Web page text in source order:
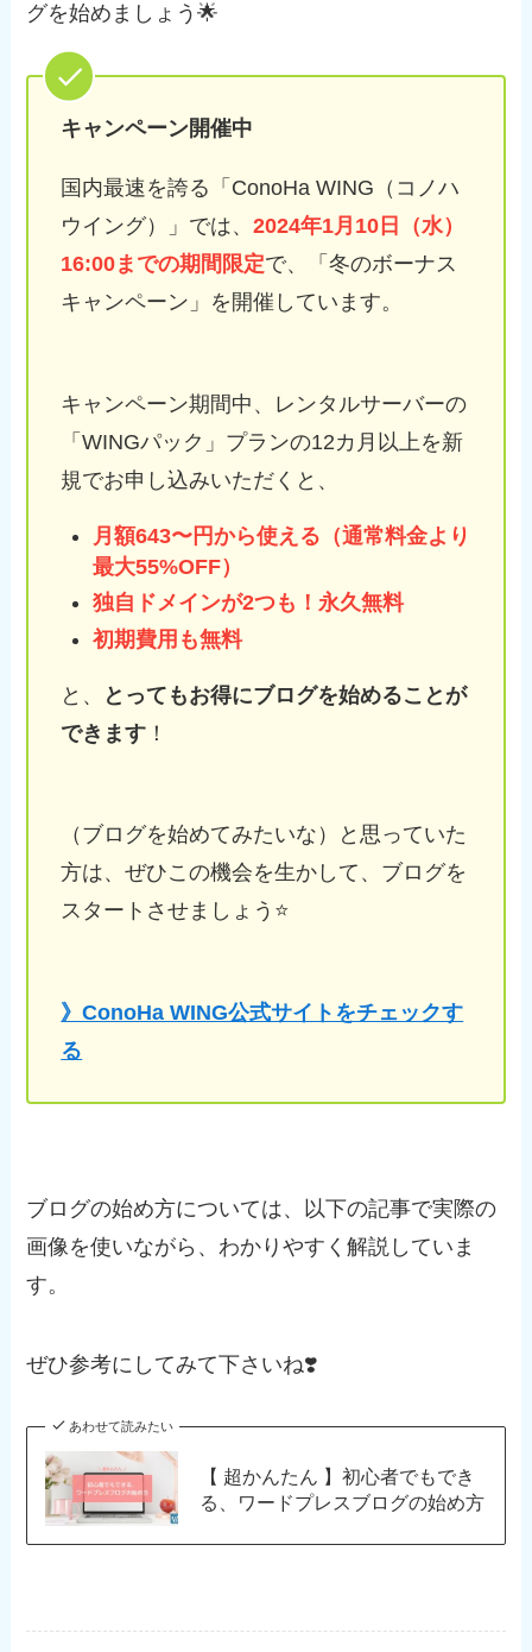
グを始めましょう🌟
キャンペーン開催中
国内最速を誇る「ConoHa WING（コノハ
ウイング）」では、2024年1月10日（水）
16:00までの期間限定で、「冬のボーナス
キャンペーン」を開催しています。
キャンペーン期間中、レンタルサーバーの
「WINGパック」プランの12カ月以上を新
規でお申し込みいただくと、
月額643〜円から使える（通常料金より
最大55%OFF）
独自ドメインが2つも！永久無料
初期費用も無料
と、
とってもお得にブログを始めることが
できます ！
（ブログを始めてみたいな）と思っていた
方は、ぜひこの機会を生かして、ブログを
スタートさせましょう⭐️
》ConoHa WING公式サイトをチェックす
る
ブログの始め方については、以下の記事で実際の
画像を使いながら、わかりやすく解説していま
す。
ぜひ参考にしてみて下さいね❣️
あわせて読みたい
【 超かんたん 】初心者でもでき
る、ワードプレスブログの始め方